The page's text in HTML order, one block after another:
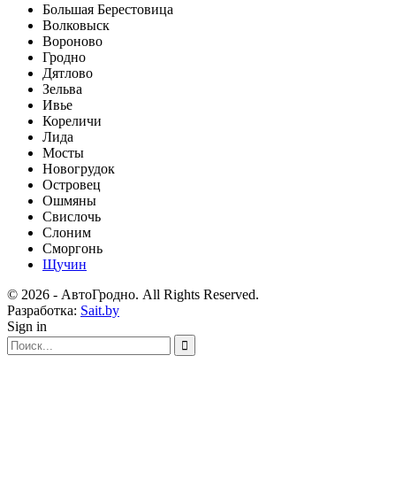
Большая Берестовица
Волковыск
Вороново
Гродно
Дятлово
Зельва
Ивье
Кореличи
Лида
Мосты
Новогрудок
Островец
Ошмяны
Свислочь
Слоним
Сморгонь
Щучин
© 2026 - АвтоГродно. All Rights Reserved.
Разработка: Sait.by
Sign in